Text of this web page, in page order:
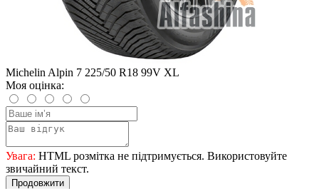
Michelin Alpin 7 225/50 R18 99V XL
Моя оцінка:
Увага: HTML розмітка не підтримується. Використовуйте
звичайний текст.
Продовжити